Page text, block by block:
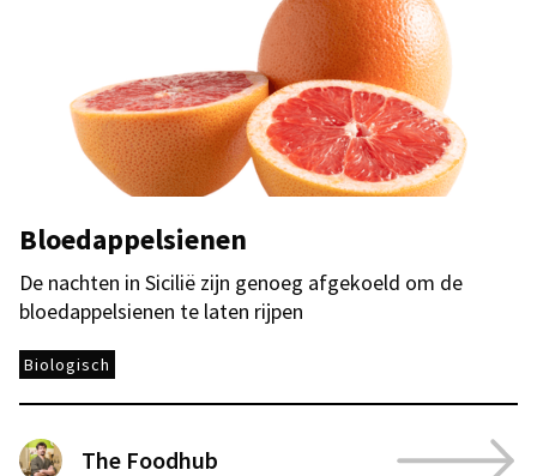
Bloedappelsienen
De nachten in Sicilië zijn genoeg afgekoeld om de
bloedappelsienen te laten rijpen
Biologisch
The Foodhub